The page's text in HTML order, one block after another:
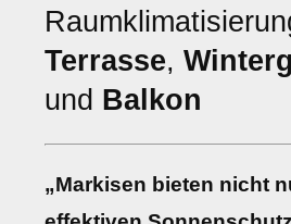
Terrasse,
und Balkon
„Markisen bieten nicht